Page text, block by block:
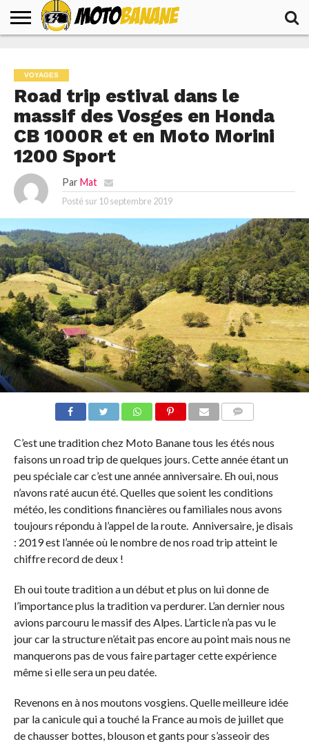
PRODUITS
VOYAGES
Road trip estival dans le
massif des Vosges en Honda
CB 1000R et en Moto Morini
1200 Sport
Par Mat
Posté sur 10 septembre 2019
C’est une tradition chez Moto Banane tous les étés nous
faisons un road trip de quelques jours. Cette année étant un
peu spéciale car c’est une année anniversaire. Eh oui, nous
n’avons raté aucun été. Quelles que soient les conditions
météo, les conditions financières ou familiales nous avons
toujours répondu à l’appel de la route. Anniversaire, je disais
: 2019 est l’année où le nombre de nos road trip atteint le
chiffre record de deux !
Eh oui toute tradition a un début et plus on lui donne de
l’importance plus la tradition va perdurer. L’an dernier nous
avions parcouru le massif des Alpes. L’article n’a pas vu le
jour car la structure n’était pas encore au point mais nous ne
manquerons pas de vous faire partager cette expérience
même si elle sera un peu datée.
Revenons en à nos moutons vosgiens. Quelle meilleure idée
par la canicule qui a touché la France au mois de juillet que
de chausser bottes, blouson et gants pour s’asseoir des